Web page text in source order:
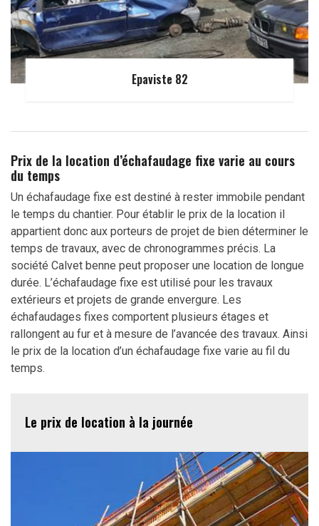
Epaviste 82
Prix de la location d’échafaudage fixe varie au cours
du temps
Un échafaudage fixe est destiné à rester immobile pendant
le temps du chantier. Pour établir le prix de la location il
appartient donc aux porteurs de projet de bien déterminer le
temps de travaux, avec de chronogrammes précis. La
société Calvet benne peut proposer une location de longue
durée. L’échafaudage fixe est utilisé pour les travaux
extérieurs et projets de grande envergure. Les
échafaudages fixes comportent plusieurs étages et
rallongent au fur et à mesure de l’avancée des travaux. Ainsi
le prix de la location d’un échafaudage fixe varie au fil du
temps.
Le prix de location à la journée